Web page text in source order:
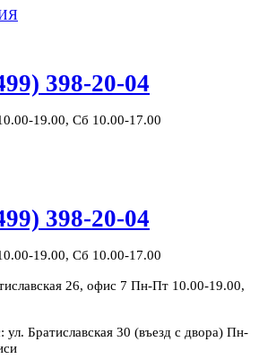
398-20-04
19.00, Сб 10.00-17.00
398-20-04
19.00, Сб 10.00-17.00
26, офис 7 Пн-Пт 10.00-19.00,
: ул. Братиславская 30 (въезд с двора) Пн-